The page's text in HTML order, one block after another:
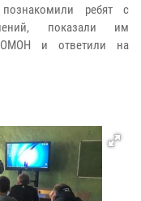
познакомили ребят с
показали им
ОМОН и ответили на